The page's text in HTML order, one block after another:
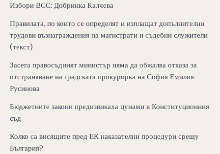
Избори ВСС: Добринка Калчева
Правилата, по които се определят и изплащат допълнителни
трудови възнаграждения на магистрати и съдебни служители
(текст)
Засега правосъдният министър няма да обжалва отказа за
отстраняване на градската прокурорка на София Емилия
Русинова
Бюджетните закони предизвикаха цунами в Конституционния
съд
Колко са висящите пред ЕК наказателни процедури срещу
България?